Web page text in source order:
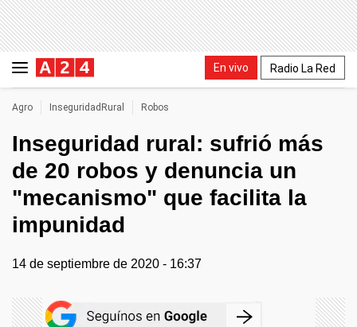
En vivo Radio La Red
Agro InseguridadRural Robos
Inseguridad rural: sufrió más
de 20 robos y denuncia un
"mecanismo" que facilita la
impunidad
14 de septiembre de 2020 - 16:37